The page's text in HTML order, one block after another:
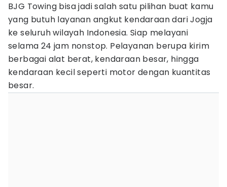
BJG Towing bisa jadi salah satu pilihan buat kamu
yang butuh layanan angkut kendaraan dari Jogja
ke seluruh wilayah Indonesia. Siap melayani
selama 24 jam nonstop. Pelayanan berupa kirim
berbagai alat berat, kendaraan besar, hingga
kendaraan kecil seperti motor dengan kuantitas
besar.